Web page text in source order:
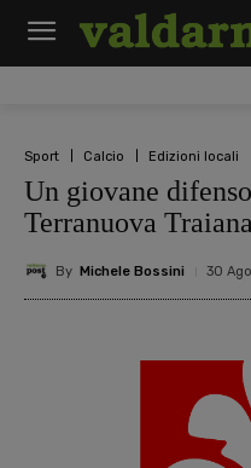
Sport Calcio Edizioni locali
Un giovane
Terranuova Traiana
By Michele Bossini 30